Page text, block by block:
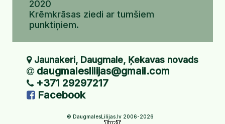
2020
Krēmkrāsas ziedi ar tumšiem
punktiņiem.
Jaunakeri, Daugmale, Ķekavas novads
daugmaleslilijas@gmail.com
+371 29297217
Facebook
© DaugmalesLilijas.lv 2006-2026